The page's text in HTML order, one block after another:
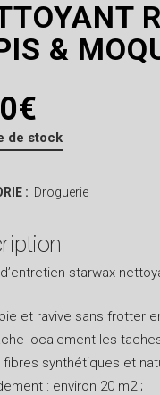
&
€
de stock
: Droguerie
starwax
et ravive sans frotter
localement les
fibres synthétiques et
: environ 20 m2 ;